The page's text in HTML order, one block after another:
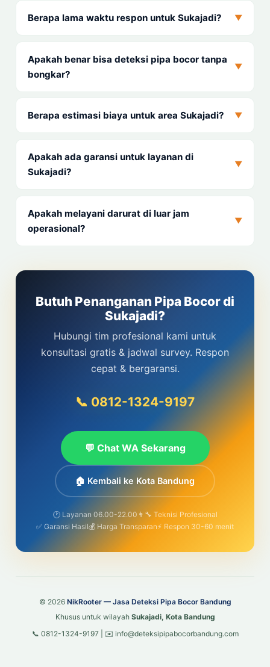
Berapa lama waktu respon untuk Sukajadi? ▼
Apakah benar bisa deteksi pipa bocor tanpa
bongkar?
▼
Berapa estimasi biaya untuk area Sukajadi? ▼
Apakah ada garansi untuk layanan di
Sukajadi?
▼
Apakah melayani darurat di luar jam
operasional?
▼
Butuh Penanganan Pipa Bocor di
Sukajadi?
Hubungi tim profesional kami untuk
konsultasi gratis & jadwal survey. Respon
cepat & bergaransi.
📞 0812-1324-9197
💬 Chat WA Sekarang
🏠 Kembali ke Kota Bandung
🕐 Layanan 06.00-22.00 👨‍🔧 Teknisi Profesional
✅ Garansi Hasil💰 Harga Transparan⚡ Respon 30-60 menit
© 2026 NikRooter — Jasa Deteksi Pipa Bocor Bandung
Khusus untuk wilayah Sukajadi, Kota Bandung
📞 0812-1324-9197 | ✉️ info@deteksipipabocorbandung.com